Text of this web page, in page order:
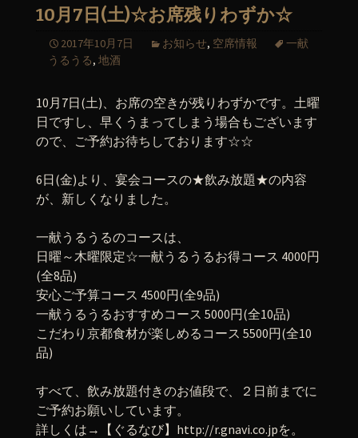
10月7日(土)☆お席残りわずか☆
2017年10月7日 お知らせ, 空席情報
一献
うるうる, 地酒
10月7日(土)、お席の空きが残りわずかです。土曜
日ですし、早くうまってしまう場合もございます
ので、ご予約お待ちしております☆☆
6日(金)より、宴会コースの★飲み放題★の内容
が、新しくなりました。
一献うるうるのコースは、
日曜～木曜限定☆一献うるうるお得コース 4000円
(全8品)
安心ご予算コース 4500円(全9品)
一献うるうるおすすめコース 5000円(全10品)
こだわり京都食材が楽しめるコース 5500円(全10
品)
すべて、飲み放題付きのお値段で、２日前までに
ご予約お願いしています。
詳しくは→【ぐるなび】http://r.gnavi.co.jpを。